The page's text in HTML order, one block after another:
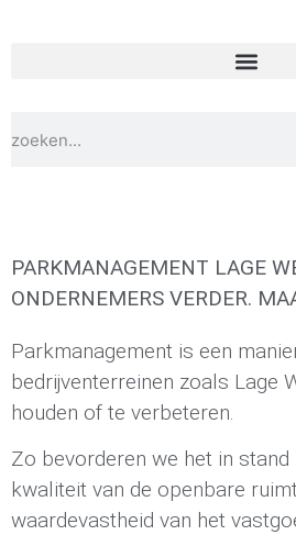
PARKMANAGEMENT LAGE
ONDERNEMERS VERDER.
Parkmanagement is een
bedrijventerreinen zoals Lage
houden of te verbeteren.
Zo bevorderen we het in stand
kwaliteit van de openbare
waardevastheid van het